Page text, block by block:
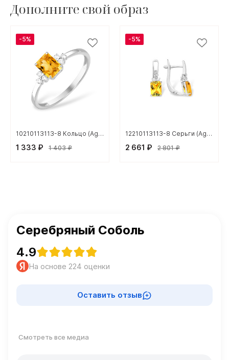
Дополните свой образ
-5%
10210113113-8 Кольцо (Ag 925)
1 333 ₽ 1 403 ₽
-5%
12210113113-8 Серьги (Ag 925)
2 661 ₽ 2 801 ₽
Серебряный Соболь
4.9
На основе 224 оценки
Оставить отзыв
Смотреть все медиа